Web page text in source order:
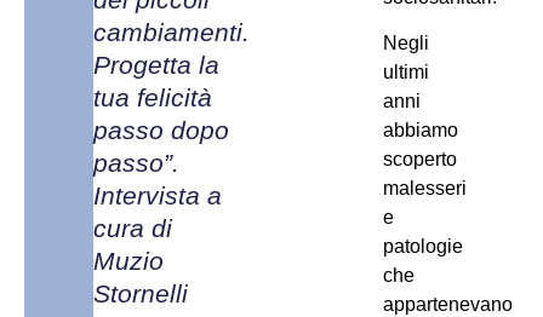
cambiamenti.
Progetta la
tua felicità
passo dopo
passo”.
Intervista a
cura di
Muzio
Stornelli
Negli
ultimi
anni
abbiamo
scoperto
malesseri
e
patologie
che
appartenevano